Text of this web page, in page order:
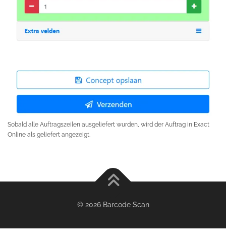
Sobald alle Auftragszeilen ausgeliefert wurden, wird der Auftrag in Exact
Online als geliefert angezeigt.
© 2026 Barcode Scan